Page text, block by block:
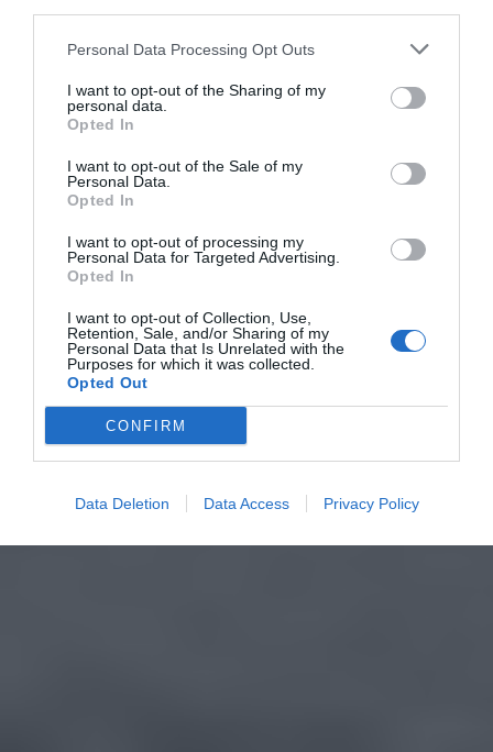
Personal Data Processing Opt Outs
I want to opt-out of the Sharing of my
personal data.
Opted In
I want to opt-out of the Sale of my
Personal Data.
Opted In
I want to opt-out of processing my
Personal Data for Targeted Advertising.
Opted In
I want to opt-out of Collection, Use,
Retention, Sale, and/or Sharing of my
Personal Data that Is Unrelated with the
Purposes for which it was collected.
Opted Out
CONFIRM
Data Deletion Data Access Privacy Policy